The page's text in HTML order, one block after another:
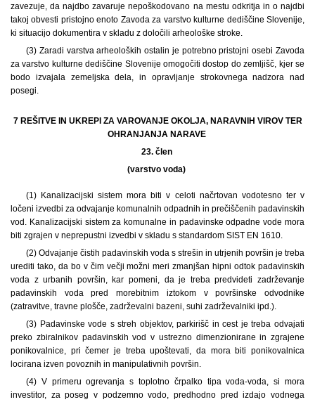
zavezuje, da najdbo zavaruje nepoškodovano na mestu odkritja in o najdbi
takoj obvesti pristojno enoto Zavoda za varstvo kulturne dediščine Slovenije,
ki situacijo dokumentira v skladu z določili arheološke stroke.
(3) Zaradi varstva arheoloških ostalin je potrebno pristojni osebi Zavoda
za varstvo kulturne dediščine Slovenije omogočiti dostop do zemljišč, kjer se
bodo izvajala zemeljska dela, in opravljanje strokovnega nadzora nad
posegi.
7 REŠITVE IN UKREPI ZA VAROVANJE OKOLJA, NARAVNIH VIROV TER
OHRANJANJA NARAVE
23. člen
(varstvo voda)
(1) Kanalizacijski sistem mora biti v celoti načrtovan vodotesno ter v
ločeni izvedbi za odvajanje komunalnih odpadnih in prečiščenih padavinskih
vod. Kanalizacijski sistem za komunalne in padavinske odpadne vode mora
biti zgrajen v neprepustni izvedbi v skladu s standardom SIST EN 1610.
(2) Odvajanje čistih padavinskih voda s strešin in utrjenih površin je treba
urediti tako, da bo v čim večji možni meri zmanjšan hipni odtok padavinskih
voda z urbanih površin, kar pomeni, da je treba predvideti zadrževanje
padavinskih voda pred morebitnim iztokom v površinske odvodnike
(zatravitve, travne plošče, zadrževalni bazeni, suhi zadrževalniki ipd.).
(3) Padavinske vode s streh objektov, parkirišč in cest je treba odvajati
preko zbiralnikov padavinskih vod v ustrezno dimenzionirane in zgrajene
ponikovalnice, pri čemer je treba upoštevati, da mora biti ponikovalnica
locirana izven povoznih in manipulativnih površin.
(4) V primeru ogrevanja s toplotno črpalko tipa voda-voda, si mora
investitor, za poseg v podzemno vodo, predhodno pred izdajo vodnega